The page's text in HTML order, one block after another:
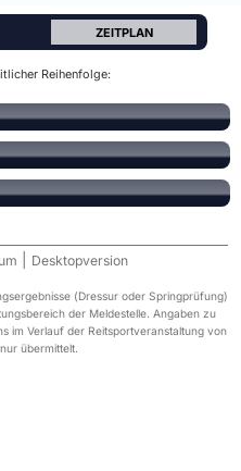
ZEITPLAN
Reihenfolge:
Desktopversion
(Dressur oder Springprüfung)
der Meldestelle. Angaben zu
im Verlauf der Reitsportveranstaltung von
übermittelt.